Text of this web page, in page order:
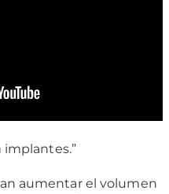
implantes.”
aumentar el volumen